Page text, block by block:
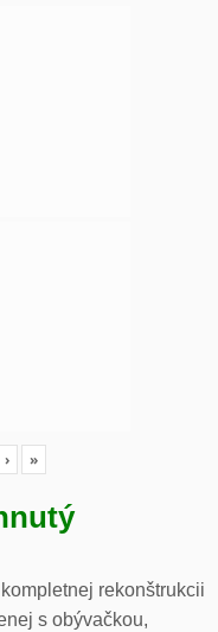
› »
rekonštrukcii
s obývačkou,